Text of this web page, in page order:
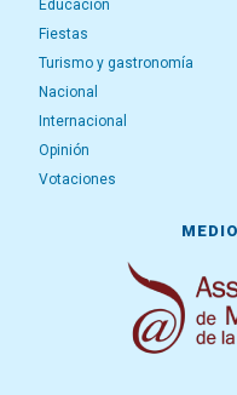
Educación
Fiestas
Turismo y gastronomía
Nacional
Internacional
Opinión
Votaciones